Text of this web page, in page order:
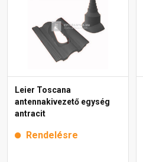
Leier Toscana
antennakivezető egység
antracit
Rendelésre